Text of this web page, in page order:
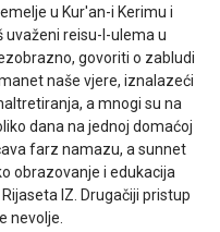
u Kur'an-i Kerimu i
uvaženi reisu-l-ulema u
govoriti o zabludi
naše vjere, iznalazeći
a mnogi su na
dana na jednoj domaćoj
farz namazu, a sunnet
obrazovanje i edukacija
IZ. Drugačiji pristup
nevolje.